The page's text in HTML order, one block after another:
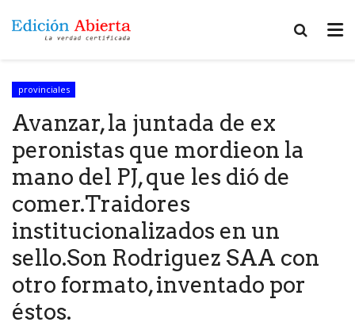
provinciales
Avanzar, la juntada de ex
peronistas que mordieon la
mano del PJ, que les dió de
comer.Traidores
institucionalizados en un
sello.Son Rodriguez SAA con
otro formato, inventado por
éstos.